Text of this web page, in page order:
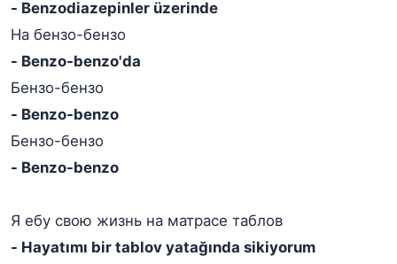
- Benzodiazepinler üzerinde
На бензо-бензо
- Benzo-benzo'da
Бензо-бензо
- Benzo-benzo
Бензо-бензо
- Benzo-benzo
Я ебу свою жизнь на матрасе таблов
- Hayatımı bir tablov yatağında sikiyorum